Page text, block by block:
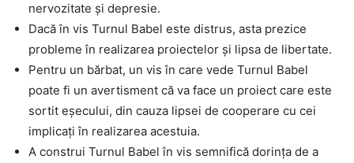
nervozitate și depresie.
Dacă în vis Turnul Babel este distrus, asta prezice
probleme în realizarea proiectelor și lipsa de libertate.
Pentru un bărbat, un vis în care vede Turnul Babel
poate fi un avertisment că va face un proiect care este
sortit eșecului, din cauza lipsei de cooperare cu cei
implicați în realizarea acestuia.
A construi Turnul Babel în vis semnifică dorința de a